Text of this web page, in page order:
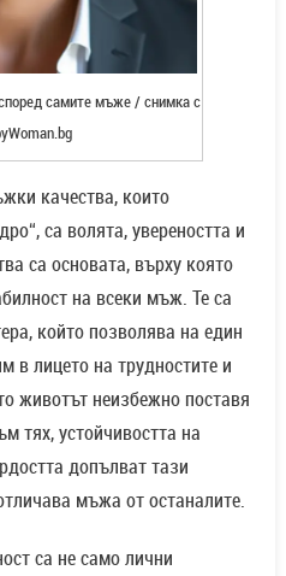
самите мъже / снимка с
качества, които
са волята, увереността и
са основата, върху която
на всеки мъж. Те са
който позволява на един
в лицето на трудностите и
животът неизбежно поставя
тях, устойчивостта на
допълват тази
мъжа от останалите.
са не само лични